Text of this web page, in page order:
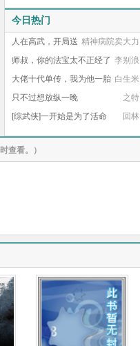
今日热门
精神病院卖大力
人在高武，开局送
老婆
李别浪
师叔，你的法宝太不正经了
白生米
大佬十代单传，我为他一胎
生四宝
之特
只不过想放纵一晚
回林
[综武侠]一开始是为了活命
查看。）